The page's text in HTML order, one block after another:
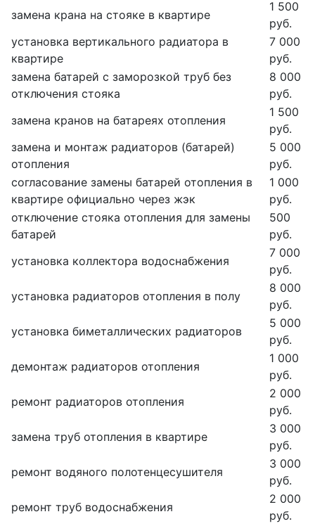
замена крана на стояке в квартире
1 500
руб.
установка вертикального радиатора в
квартире
7 000
руб.
замена батарей с заморозкой труб без
отключения стояка
8 000
руб.
замена кранов на батареях отопления
1 500
руб.
замена и монтаж радиаторов (батарей)
отопления
5 000
руб.
согласование замены батарей отопления в
квартире официально через жэк
1 000
руб.
отключение стояка отопления для замены
батарей
500
руб.
установка коллектора водоснабжения
7 000
руб.
установка радиаторов отопления в полу
8 000
руб.
установка биметаллических радиаторов
5 000
руб.
демонтаж радиаторов отопления
1 000
руб.
ремонт радиаторов отопления
2 000
руб.
замена труб отопления в квартире
3 000
руб.
ремонт водяного полотенцесушителя
3 000
руб.
ремонт труб водоснабжения
2 000
руб.